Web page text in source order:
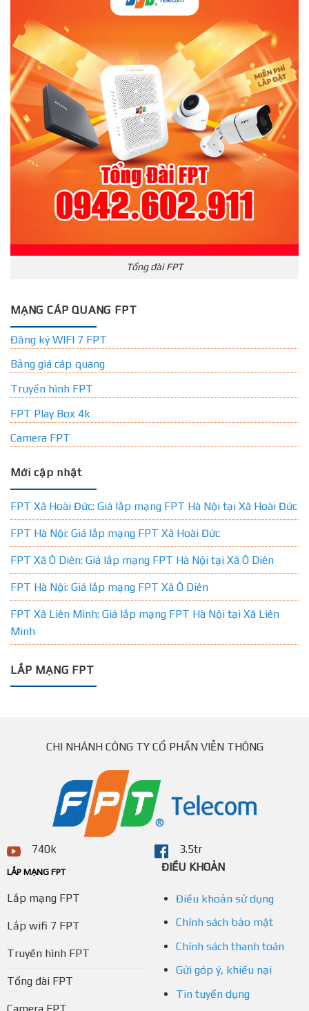
Tổng đài FPT
MẠNG CÁP QUANG FPT
Đăng ký WIFI 7 FPT
Bảng giá cáp quang
Truyền hình FPT
FPT Play Box 4k
Camera FPT
Mới cập nhật
FPT Xã Hoài Đức: Giá lắp mạng FPT Hà Nội tại Xã Hoài Đức
FPT Hà Nội: Giá lắp mạng FPT Xã Hoài Đức
FPT Xã Ô Diên: Giá lắp mạng FPT Hà Nội tại Xã Ô Diên
FPT Hà Nội: Giá lắp mạng FPT Xã Ô Diên
FPT Xã Liên Minh: Giá lắp mạng FPT Hà Nội tại Xã Liên
Minh
LẮP MẠNG FPT
CHI NHÁNH CÔNG TY CỔ PHẦN VIỄN THÔNG
740k 3.5tr
LẮP MẠNG FPT
Lắp mạng FPT
Lắp wifi 7 FPT
Truyền hình FPT
Tổng đài FPT
Camera FPT
ĐIỀU KHOẢN
Điều khoản sử dụng
Chính sách bảo mật
Chính sách thanh toán
Gửi góp ý, khiếu nại
Tin tuyển dụng